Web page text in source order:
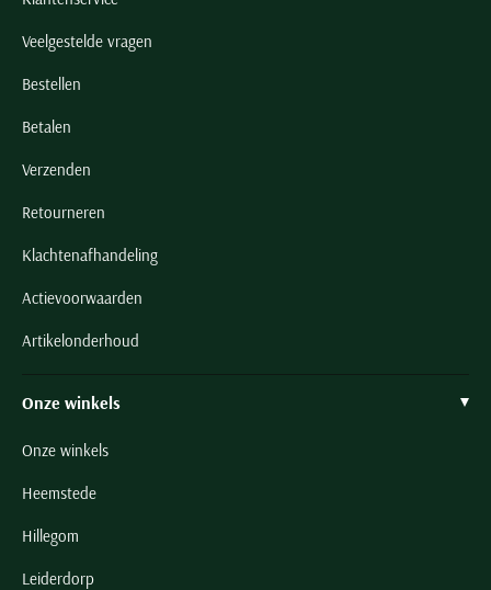
Veelgestelde vragen
Bestellen
Betalen
Verzenden
Retourneren
Klachtenafhandeling
Actievoorwaarden
Artikelonderhoud
Onze winkels
Onze winkels
Heemstede
Hillegom
Leiderdorp